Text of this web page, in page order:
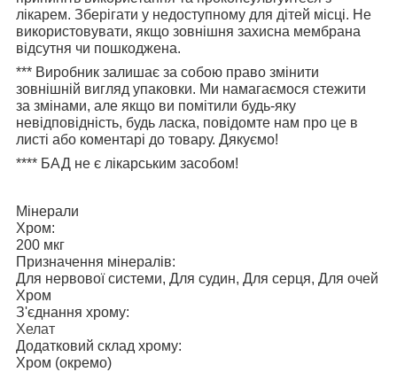
лікарем. Зберігати у недоступному для дітей місці. Не
використовувати, якщо зовнішня захисна мембрана
відсутня чи пошкоджена.
*** Виробник залишає за собою право змінити
зовнішній вигляд упаковки. Ми намагаємося стежити
за змінами, але якщо ви помітили будь-яку
невідповідність, будь ласка, повідомте нам про це в
листі або коментарі до товару. Дякуємо!
**** БАД не є лікарським засобом!
Мінерали
Хром:
200 мкг
Призначення мінералів:
Для нервової системи, Для судин, Для серця, Для очей
Хром
З'єднання хрому:
Хелат
Додатковий склад хрому:
Хром (окремо)